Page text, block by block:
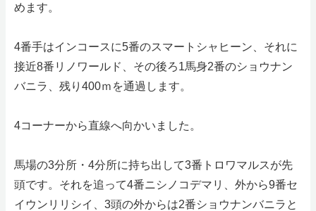
めます。
4番手はインコースに5番のスマートシャヒーン、それに
接近8番リノワールド、その後ろ1馬身2番のショウナン
バニラ、残り400ｍを通過します。
4コーナーから直線へ向かいました。
馬場の3分所・4分所に持ち出して3番トロワマルスが先
頭です。それを追って4番ニシノコデマリ、外から9番セ
イウンリリシイ、3頭の外からは2番ショウナンバニラと